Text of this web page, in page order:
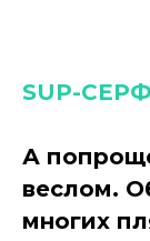
SUP-
А
веслом.
многих